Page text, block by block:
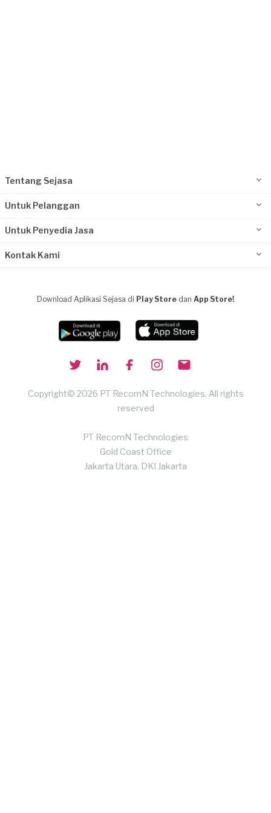
Tentang Sejasa
Untuk Pelanggan
Untuk Penyedia Jasa
Kontak Kami
Download Aplikasi Sejasa di Play Store dan App Store!
Copyright© 2026 PT RecomN Technologies, All rights
reserved
PT RecomN Technologies
Gold Coast Office
Jakarta Utara, DKI Jakarta